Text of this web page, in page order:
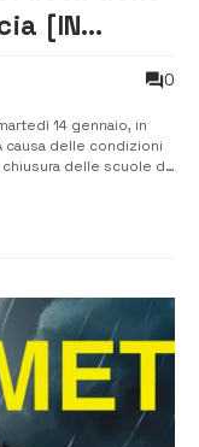
[IN
0
14 gennaio, in
causa delle condizioni
delle scuole di